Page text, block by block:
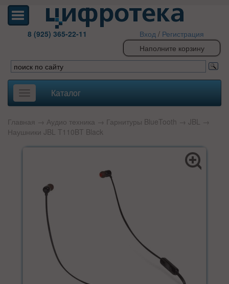
8 (925) 365-22-11 Вход / Регистрация
Наполните корзину
Toggle
navigation
Каталог
Главная → Аудио техника → Гарнитуры BlueTooth → JBL →
Наушники JBL T110BT Black